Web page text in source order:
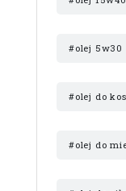
#olej 5w30
#olej do
#olej do